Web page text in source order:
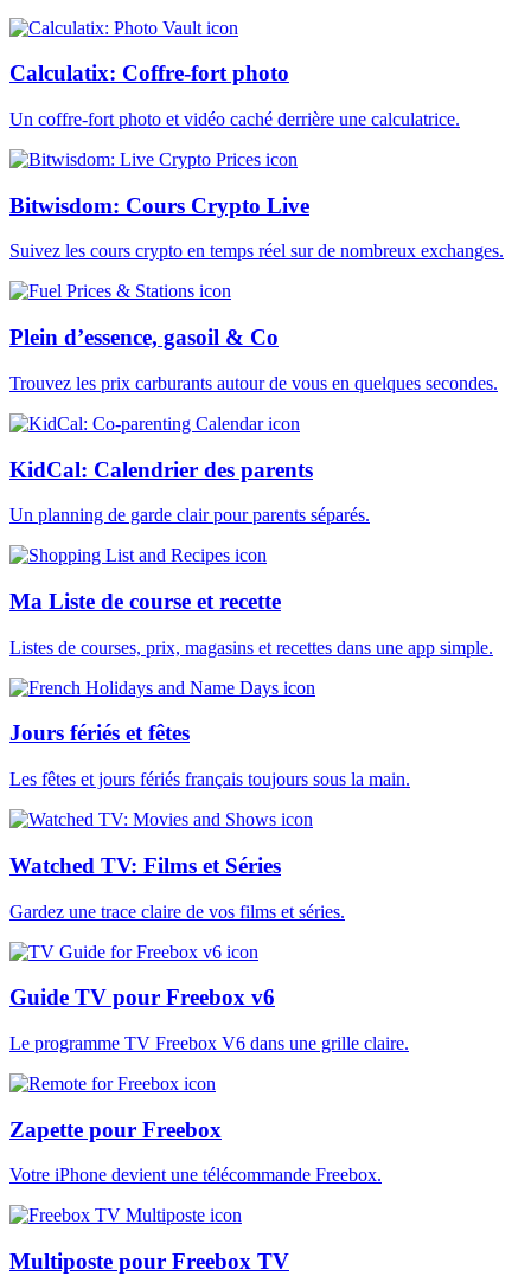
Calculatix: Coffre-fort photo
Un coffre-fort photo et vidéo caché derrière une calculatrice.
Bitwisdom: Cours Crypto Live
Suivez les cours crypto en temps réel sur de nombreux exchanges.
Plein d’essence, gasoil & Co
Trouvez les prix carburants autour de vous en quelques secondes.
KidCal: Calendrier des parents
Un planning de garde clair pour parents séparés.
Ma Liste de course et recette
Listes de courses, prix, magasins et recettes dans une app simple.
Jours fériés et fêtes
Les fêtes et jours fériés français toujours sous la main.
Watched TV: Films et Séries
Gardez une trace claire de vos films et séries.
Guide TV pour Freebox v6
Le programme TV Freebox V6 dans une grille claire.
Zapette pour Freebox
Votre iPhone devient une télécommande Freebox.
Multiposte pour Freebox TV